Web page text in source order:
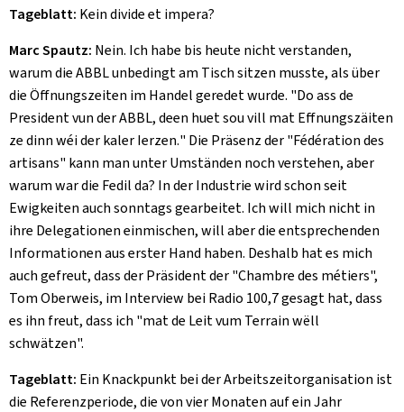
Tageblatt: Kein divide et impera?
Marc Spautz: Nein. Ich habe bis heute nicht verstanden,
warum die ABBL unbedingt am Tisch sitzen musste, als über
die Öffnungszeiten im Handel geredet wurde. "Do ass de
President vun der ABBL, deen huet sou vill mat Effnungszäiten
ze dinn wéi der kaler Ierzen." Die Präsenz der "Fédération des
artisans" kann man unter Umständen noch verstehen, aber
warum war die Fedil da? In der Industrie wird schon seit
Ewigkeiten auch sonntags gearbeitet. Ich will mich nicht in
ihre Delegationen einmischen, will aber die entsprechenden
Informationen aus erster Hand haben. Deshalb hat es mich
auch gefreut, dass der Präsident der "Chambre des métiers",
Tom Oberweis, im Interview bei Radio 100,7 gesagt hat, dass
es ihn freut, dass ich "mat de Leit vum Terrain wëll
schwätzen".
Tageblatt: Ein Knackpunkt bei der Arbeitszeitorganisation ist
die Referenzperiode, die von vier Monaten auf ein Jahr